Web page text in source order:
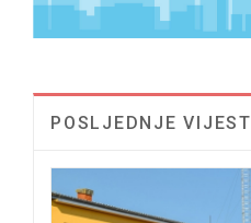
POSLJEDNJE VIJESTI